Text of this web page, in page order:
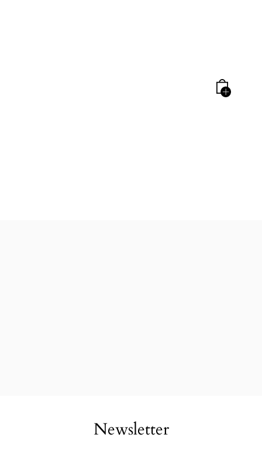
Newsletter